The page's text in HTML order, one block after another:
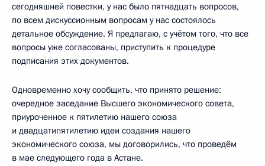
сегодняшней повестки, у нас было пятнадцать вопросов,
по всем дискуссионным вопросам у нас состоялось
детальное обсуждение. Я предлагаю, с учётом того, что все
вопросы уже согласованы, приступить к процедуре
подписания этих документов.
Одновременно хочу сообщить, что принято решение:
очередное заседание Высшего экономического совета,
приуроченное к пятилетию нашего союза
и двадцатипятилетию идеи создания нашего
экономического союза, мы договорились, что проведём
в мае следующего года в Астане.